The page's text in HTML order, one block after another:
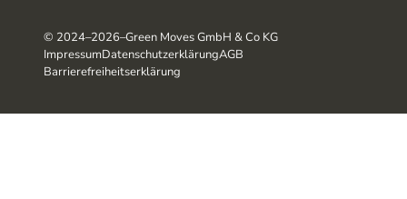
© 2024–2026–Green Moves GmbH & Co KG
ImpressumDatenschutzerklärungAGB
Barrierefreiheitserklärung